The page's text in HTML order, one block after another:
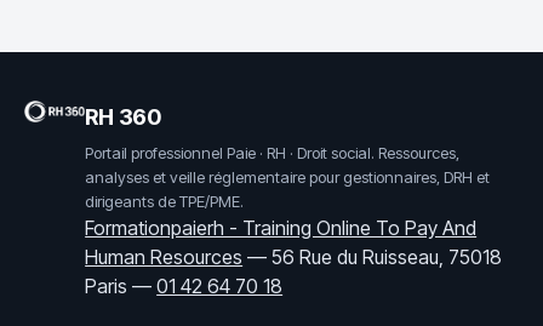
RH 360
Portail professionnel Paie · RH · Droit social. Ressources,
analyses et veille réglementaire pour gestionnaires, DRH et
dirigeants de TPE/PME.
Formationpaierh - Training Online To Pay And
Human Resources —56 Rue du Ruisseau, 75018
Paris —01 42 64 70 18